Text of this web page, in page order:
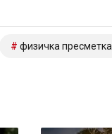
физичка пресметка